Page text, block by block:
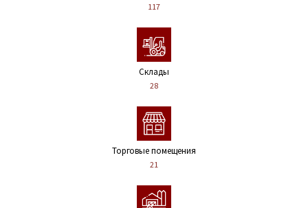
117
Склады
28
Торговые помещения
21